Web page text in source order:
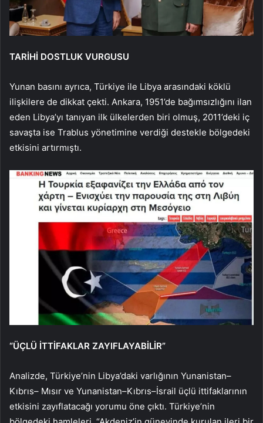
TARİHİ DOSTLUK VURGUSU
Yunan basını ayrıca, Türkiye ile Libya arasındaki köklü
ilişkilere de dikkat çekti. Ankara, 1951’de bağımsızlığını ilan
eden Libya’yı tanıyan ilk ülkelerden biri olmuş, 2011’deki iç
savaşta ise Trablus yönetimine verdiği destekle bölgedeki
etkisini artırmıştı.
“ÜÇLÜ İTTİFAKLAR ZAYIFLAYABİLİR”
Analizde, Türkiye’nin Libya’daki varlığının Yunanistan–
Kıbrıs– Mısır ve Yunanistan–Kıbrıs–İsrail üçlü ittifaklarının
etkisini zayıflatacağı yorumu öne çıktı. Türkiye’nin